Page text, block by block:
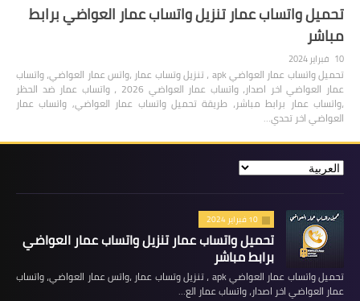
تحميل واتساب عمار تنزيل واتساب عمار العواضي برابط
مباشر
10 فبراير 2024
تحميل واتساب عمار العواضي apk ، تنزيل وتساب عمار ،واتس عمار العواضي، واتساب
عمار العواضي اخر اصدار، واتساب عمار العواضي 2026 ، واتساب عمار ضد الحظر
،واتساب عمار برابط مباشر، طريقة تحميل واتساب عمار العواضي, واتساب عمار
العواضي اخر تحدي…
10 فبراير 2024
تحميل واتساب عمار تنزيل واتساب عمار العواضي
برابط مباشر
تحميل واتساب عمار العواضي apk ، تنزيل وتساب عمار ،واتس عمار العواضي، واتساب
عمار العواضي اخر اصدار، واتساب عمار الع…